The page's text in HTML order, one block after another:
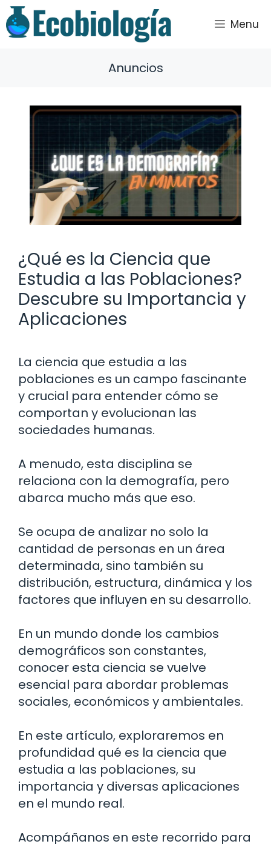
Saltar
al
contenido
Menu
Anuncios
¿Qué es la Ciencia que
Estudia a las Poblaciones?
Descubre su Importancia y
Aplicaciones
La ciencia que estudia a las
poblaciones es un campo fascinante
y crucial para entender cómo se
comportan y evolucionan las
sociedades humanas.
A menudo, esta disciplina se
relaciona con la demografía, pero
abarca mucho más que eso.
Se ocupa de analizar no solo la
cantidad de personas en un área
determinada, sino también su
distribución, estructura, dinámica y los
factores que influyen en su desarrollo.
En un mundo donde los cambios
demográficos son constantes,
conocer esta ciencia se vuelve
esencial para abordar problemas
sociales, económicos y ambientales.
En este artículo, exploraremos en
profundidad qué es la ciencia que
estudia a las poblaciones, su
importancia y diversas aplicaciones
en el mundo real.
Acompáñanos en este recorrido para